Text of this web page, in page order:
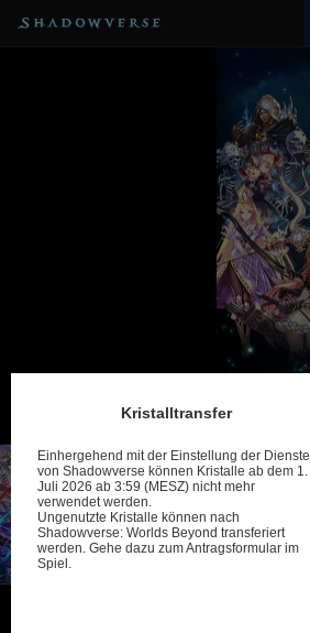
Kristalltransfer
Einhergehend mit der Einstellung der Dienste
von Shadowverse können Kristalle ab dem 1.
Juli 2026 ab 3:59 (MESZ) nicht mehr
verwendet werden.
Ungenutzte Kristalle können nach
Shadowverse: Worlds Beyond transferiert
werden. Gehe dazu zum Antragsformular im
Spiel.